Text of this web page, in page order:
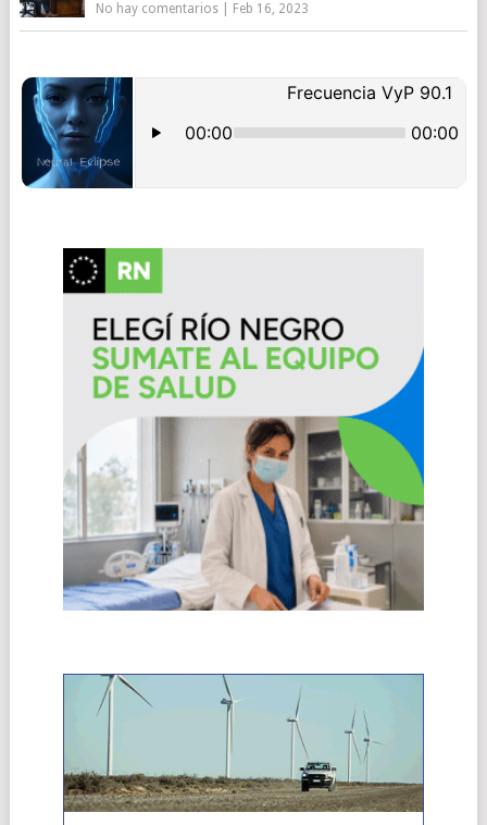
No hay comentarios| Feb 16, 2023